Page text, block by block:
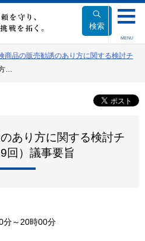
検索
MENU
商品の販売勧誘のあり方に関する検討チ
…
あり方に関する検討チ
回）議事要旨
分～20時00分